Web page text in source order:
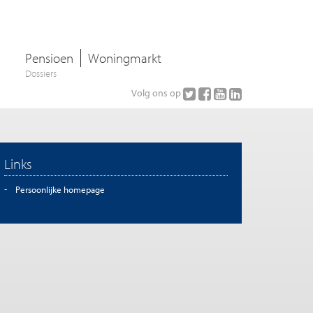
Pensioen Woningmarkt
Dossiers
Volg ons op
Links
Persoonlijke homepage